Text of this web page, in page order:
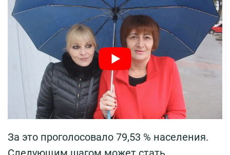
За это проголосовало 79,53 % населения.